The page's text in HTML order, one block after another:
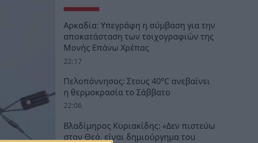
Αρκαδία: Υπεγράφη η σύμβαση για την
αποκατάσταση των τοιχογραφιών της
Μονής Επάνω Χρέπας
22:17
Πελοπόννησος: Στους 40°C ανεβαίνει
η θερμοκρασία το Σάββατο
22:06
Βλαδίμηρος Κυριακίδης: «Δεν πιστεύω
στον Θεό, είναι δημιούργημα του